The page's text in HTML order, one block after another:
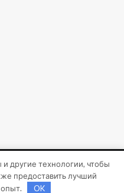
|CoverNewsот AF
и другие технологии, чтобы
предоставить лучший
OK